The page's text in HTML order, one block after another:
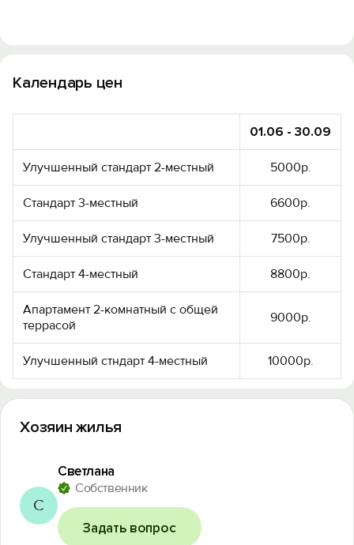
Календарь цен
01.06 - 30.09
Улучшенный стандарт 2-местный 5000р.
Стандарт 3-местный 6600р.
Улучшенный стандарт 3-местный 7500р.
Стандарт 4-местный 8800р.
Апартамент 2-комнатный с общей
террасой
9000р.
Улучшенный стндарт 4-местный 10000р.
Хозяин жилья
С
Светлана
Собственник
Задать вопрос